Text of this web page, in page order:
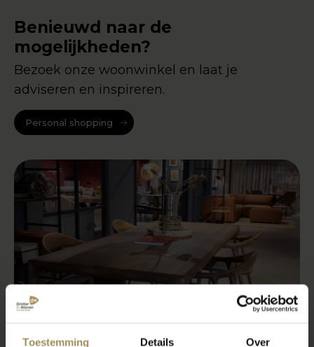
Toestemming Details Over
Benieuwd naar de
mogelijkheden?
Bezoek onze woonwinkel en laat je
adviseren en inspireren.
Personal shopping